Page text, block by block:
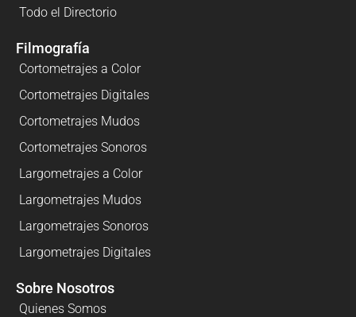
Todo el Directorio
Filmografía
Cortometrajes a Color
Cortometrajes Digitales
Cortometrajes Mudos
Cortometrajes Sonoros
Largometrajes a Color
Largometrajes Mudos
Largometrajes Sonoros
Largometrajes Digitales
Sobre Nosotros
Quienes Somos